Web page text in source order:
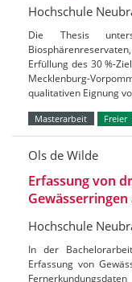
Hochschule
Die Thesis
Erfüllung des 30 %-
Mecklenburg-
qualitativen Eignung
Masterarbeit Freier
Ols de Wilde
Erfassung von
Hochschule
In der
Erfassung von